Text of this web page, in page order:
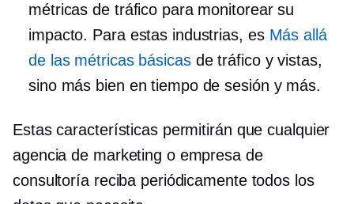
métricas de tráfico para monitorear su
impacto. Para estas industrias, es Más allá
de las métricas básicasde tráfico y vistas,
sino más bien en tiempo de sesión y más.
Estas características permitirán que cualquier
agencia de marketing o empresa de
consultoría reciba periódicamente todos los